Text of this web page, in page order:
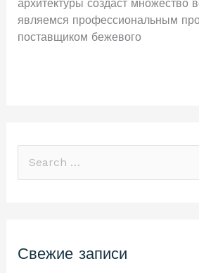
архитектуры создаст множество
являемся профессиональным
поставщиком бежевого
к
Свежие записи